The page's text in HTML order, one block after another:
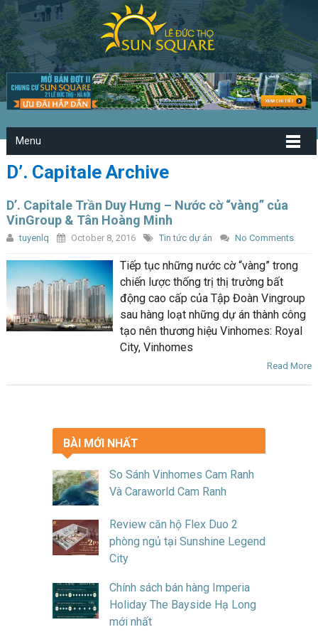
Menu
D’. Capitale Archive
D’. Capitale Trần Duy Hưng – Nước cờ “vàng” của
VinGroup & Tân Hoàng Minh
tuyenlq October 8, 2016 Tin tức dự án No Comments
Tiếp tục những nước cờ “vàng” trong
chiến lược thống trị thị trường bất
động cao cấp của Tập Đoàn Vingroup
sau hàng loạt những dự án thành công
tạo nên thương hiệu Vinhomes: Royal
City, Vinhomes
Read More
BÀI MỚI NHẤT
So Sánh Vinhomes Cam Ranh
Và Caraworld Cam Ranh
Review căn hộ Flex Duo 2
phòng ngủ tại Sunshine Legend
City
Chính sách bán hàng Imperia
Holiday The Bayside Hạ Long
mới nhất